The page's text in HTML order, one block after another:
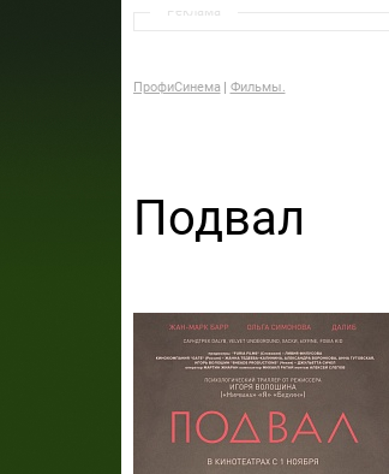
Реклама
ПрофиСинема Фильмы.
Подвал